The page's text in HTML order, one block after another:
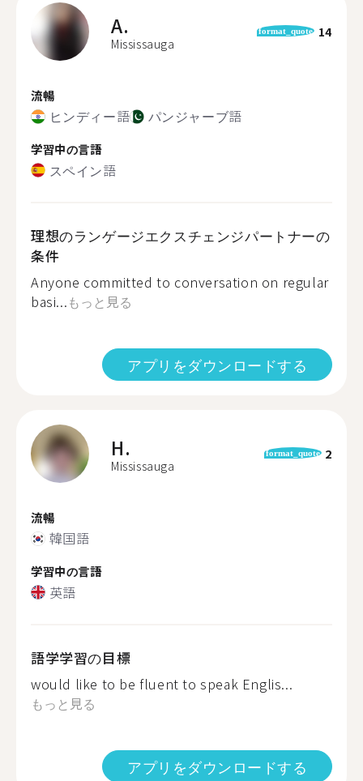
A.
Mississauga
format_quote 14
流暢
ヒンディー語 パンジャーブ語
学習中の言語
スペイン語
理想のランゲージエクスチェンジパートナーの
条件
Anyone committed to conversation on regular
basi...もっと見る
アプリをダウンロードする
H.
Mississauga
format_quote 2
流暢
韓国語
学習中の言語
英語
語学学習の目標
would like to be fluent to speak Englis...
もっと見る
アプリをダウンロードする